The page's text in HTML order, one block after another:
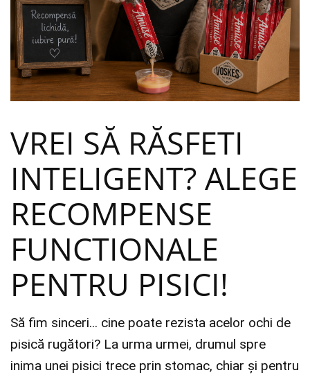
VREI SĂ RĂSFEȚI
INTELIGENT? ALEGE
RECOMPENSE
FUNCȚIONALE
PENTRU PISICI!
Să fim sinceri... cine poate rezista acelor ochi de
pisică rugători? La urma urmei, drumul spre
inima unei pisici trece prin stomac, chiar și pentru